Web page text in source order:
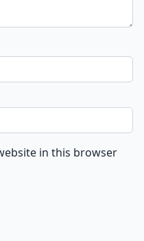
in this browser